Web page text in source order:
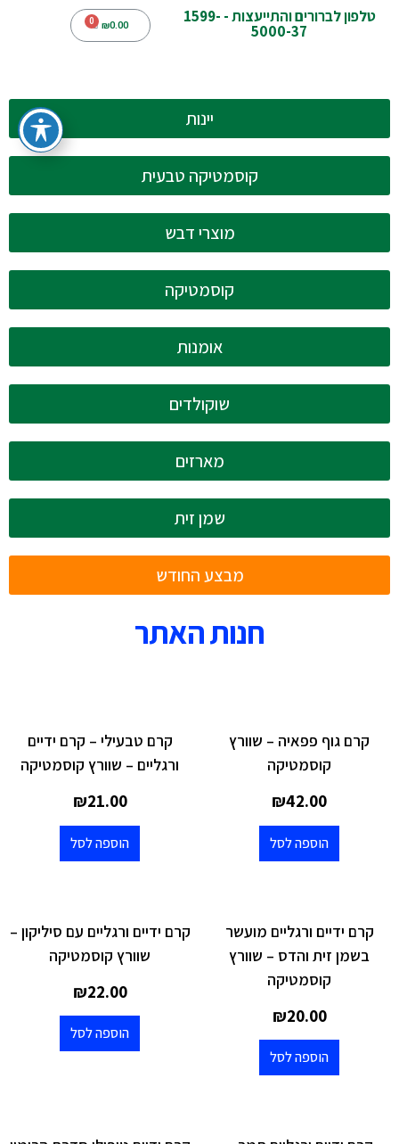
טלפון לברורים והתייעצות - 1599-
5000-37
₪0.00
יינות
קוסמטיקה טבעית
מוצרי דבש
קוסמטיקה
אומנות
שוקולדים
מארזים
שמן זית
מבצע החודש
חנות האתר
קרם גוף פפאיה – שוורץ
קוסמטיקה
₪42.00
הוספה לסל
קרם טבעילי – קרם ידיים
ורגליים – שוורץ קוסמטיקה
₪21.00
הוספה לסל
קרם ידיים ורגליים מועשר
בשמן זית והדס – שוורץ
קוסמטיקה
₪20.00
הוספה לסל
קרם ידיים ורגליים עם סיליקון –
שוורץ קוסמטיקה
₪22.00
הוספה לסל